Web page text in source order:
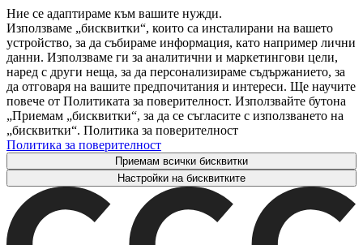
Ние се адаптираме към вашите нужди.
Използваме „бисквитки“, които са инсталирани на вашето
устройство, за да събираме информация, като например лични
данни. Използваме ги за аналитични и маркетингови цели,
наред с други неща, за да персонализираме съдържанието, за
да отговаря на вашите предпочитания и интереси. Ще научите
повече от Политиката за поверителност. Използвайте бутона
„Приемам „бисквитки“, за да се съгласите с използването на
„бисквитки“. Политика за поверителност
Политика за поверителност
Приемам всички бисквитки
Настройки на бисквитките